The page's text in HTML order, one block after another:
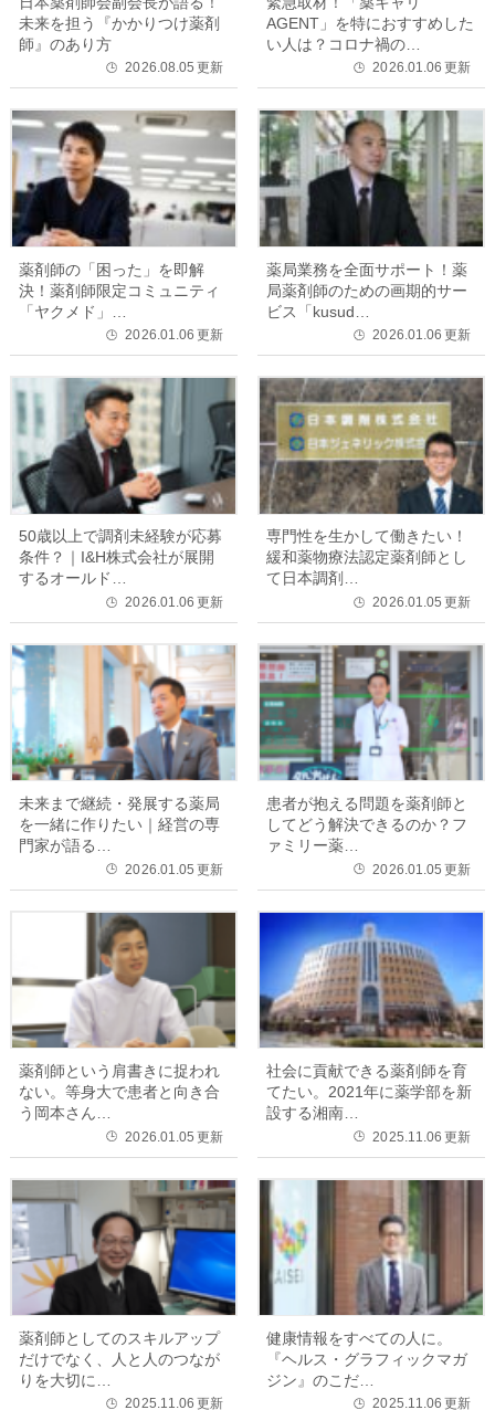
未来を担う『かかりつけ薬剤
師』のあり方
🕒 2026.08.05 更新
AGENT」を特におすすめした
い人は？コロナ禍の…
🕒 2026.01.06 更新
薬剤師の「困った」を即解
決！薬剤師限定コミュニティ
「ヤクメド」…
🕒 2026.01.06 更新
薬局業務を全面サポート！薬
局薬剤師のための画期的サー
ビス「kusud…
🕒 2026.01.06 更新
50歳以上で調剤未経験が応募
条件？｜I&H株式会社が展開
するオールド…
🕒 2026.01.06 更新
専門性を生かして働きたい！
緩和薬物療法認定薬剤師とし
て日本調剤…
🕒 2026.01.05 更新
未来まで継続・発展する薬局
を一緒に作りたい｜経営の専
門家が語る…
🕒 2026.01.05 更新
患者が抱える問題を薬剤師と
してどう解決できるのか？フ
ァミリー薬…
🕒 2026.01.05 更新
薬剤師という肩書きに捉われ
ない。等身大で患者と向き合
う岡本さん…
🕒 2026.01.05 更新
社会に貢献できる薬剤師を育
てたい。2021年に薬学部を新
設する湘南…
🕒 2025.11.06 更新
薬剤師としてのスキルアップ
だけでなく、人と人のつなが
りを大切に…
🕒 2025.11.06 更新
健康情報をすべての人に。
『ヘルス・グラフィックマガ
ジン』のこだ…
🕒 2025.11.06 更新